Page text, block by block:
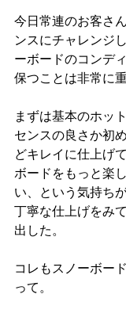
今日常連のお客さ
ンスにチャレンジ
ーボードのコンデ
保つことは非常に
まずは基本のホッ
センスの良さか初
どキレイに仕上げ
ボードをもっと楽
い、という気持ち
丁寧な仕上げをみ
出した。
コレもスノーボー
って。